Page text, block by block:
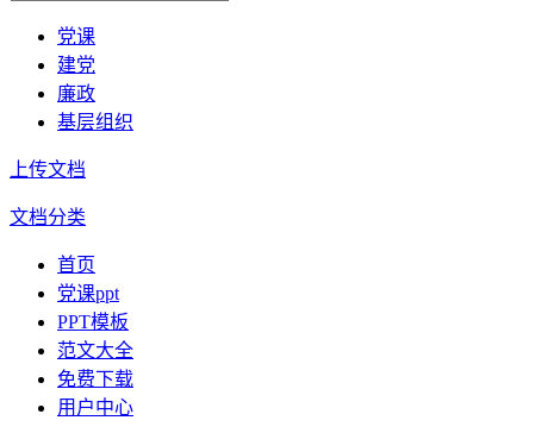
党课
建党
廉政
基层组织
上传文档
文档分类
首页
党课ppt
PPT模板
范文大全
免费下载
用户中心